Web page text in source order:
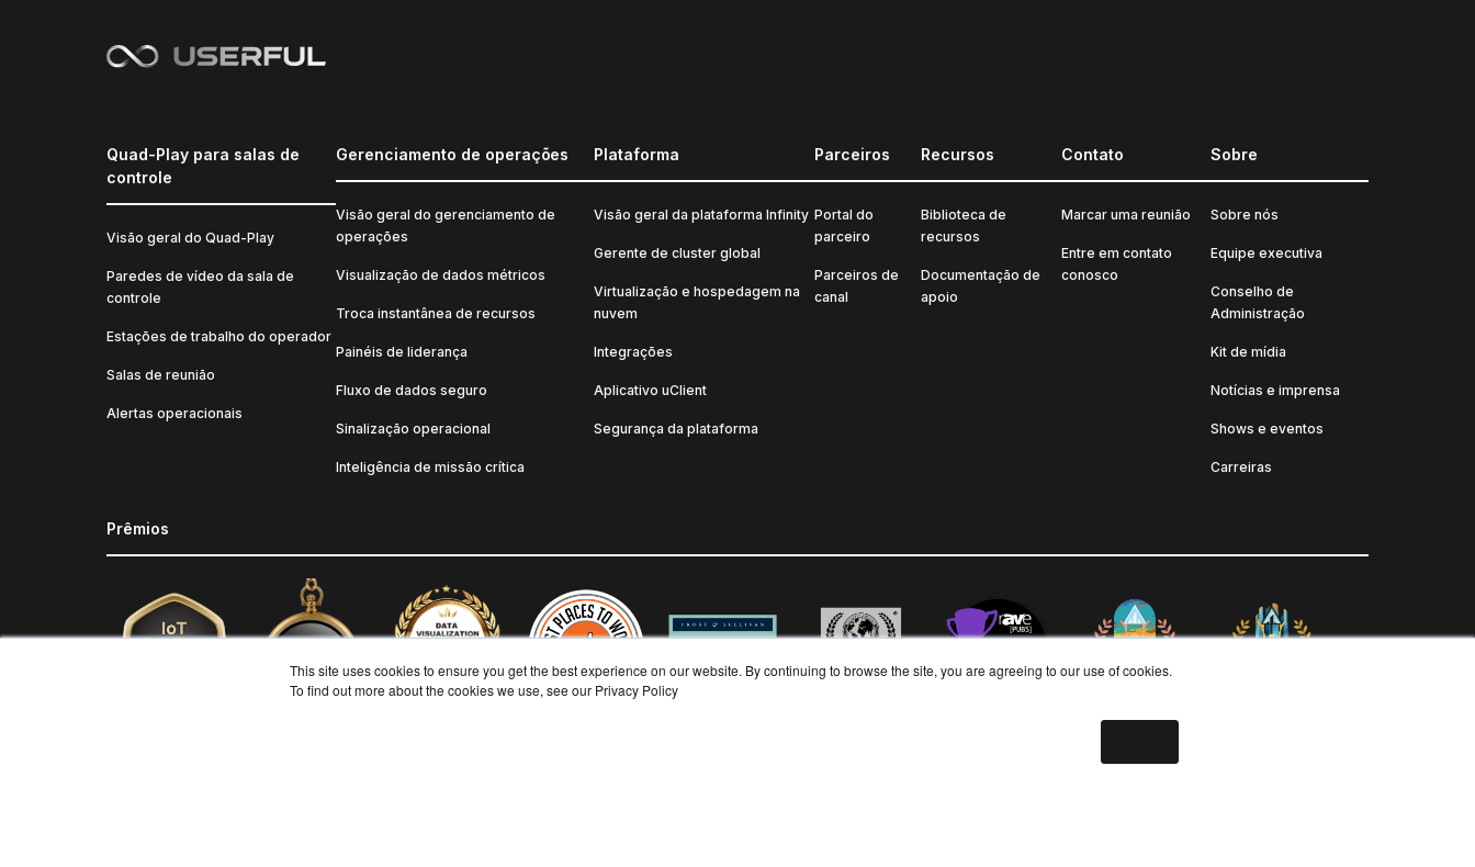
This site uses cookies to ensure you get the best experience on our website. By continuing to browse the site, you are agreeing to our use of cookies.
To find out more about the cookies we use, see our Privacy Policy
Quad-Play para salas de
controle
Visão geral do Quad-Play
Paredes de vídeo da sala de
controle
Estações de trabalho do operador
Salas de reunião
Alertas operacionais
Gerenciamento de operações
Visão geral do gerenciamento de
operações
Visualização de dados métricos
Troca instantânea de recursos
Painéis de liderança
Fluxo de dados seguro
Sinalização operacional
Inteligência de missão crítica
Plataforma
Visão geral da plataforma Infinity
Gerente de cluster global
Virtualização e hospedagem na
nuvem
Integrações
Aplicativo uClient
Segurança da plataforma
Parceiros
Portal do
parceiro
Parceiros de
canal
Recursos
Biblioteca de
recursos
Documentação de
apoio
Contato
Marcar uma reunião
Entre em contato
conosco
Sobre
Sobre nós
Equipe executiva
Conselho de
Administração
Kit de mídia
Notícias e imprensa
Shows e eventos
Carreiras
Prêmios